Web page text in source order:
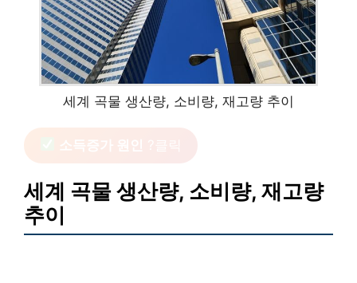
세계 곡물 생산량, 소비량, 재고량 추이
소득증가 원인
세계 곡물 생산량, 소비량, 재고량
추이